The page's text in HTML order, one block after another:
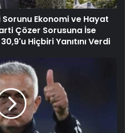
Ekonomi ve Hayat
Çözer Sorusuna İse
Hiçbiri Yanıtını Verdi